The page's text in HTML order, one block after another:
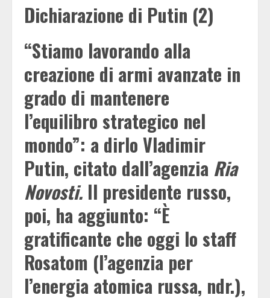
Dichiarazione di Putin (2)
“Stiamo lavorando alla
creazione di armi avanzate in
grado di mantenere
l’equilibro strategico nel
mondo”: a dirlo Vladimir
Putin, citato dall’agenzia Ria
Novosti. Il presidente russo,
poi, ha aggiunto: “È
gratificante che oggi lo staff
Rosatom (l’agenzia per
l’energia atomica russa, ndr.),